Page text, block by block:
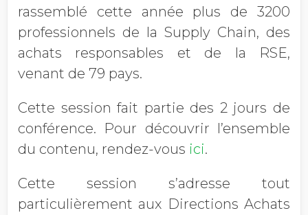
rassemblé cette année plus de 3200
professionnels de la Supply Chain, des
achats responsables et de la RSE,
venant de 79 pays.
Cette session fait partie des 2 jours de
conférence. Pour découvrir l’ensemble
du contenu, rendez-vous ici.
Cette session s’adresse tout
particulièrement aux Directions Achats